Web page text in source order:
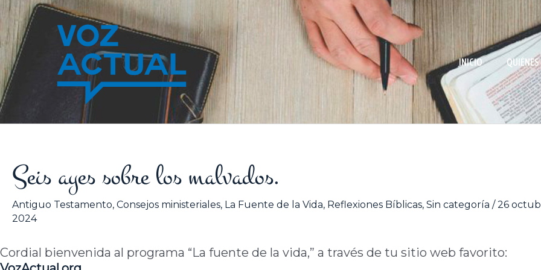
contenido
INICIO
Seis ayes sobre los malvados.
Antiguo Testamento, Consejos ministeriales, La Fuente de la Vida, Reflexiones Bíblicas, Sin categoría /26
2024
Cordial bienvenida al programa “La fuente de la vida,” a través de tu sitio web favorito: